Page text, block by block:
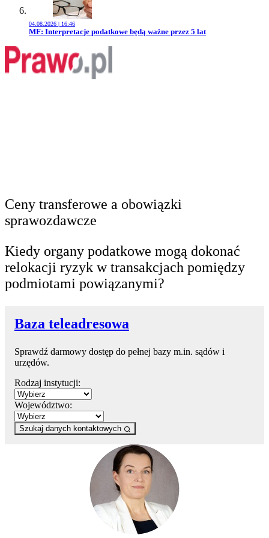
04.08.2026 | 16:46
Przejdź do artykułu:
MF: Interpretacje podatkowe będą ważne przez 5 lat
Ceny transferowe a obowiązki
sprawozdawcze
Kiedy organy podatkowe mogą dokonać
relokacji ryzyk w transakcjach pomiędzy
podmiotami powiązanymi?
Baza teleadresowa
Sprawdź darmowy dostęp do pełnej bazy m.in. sądów i
urzędów.
Rodzaj instytucji:
Województwo:
Szukaj danych kontaktowych